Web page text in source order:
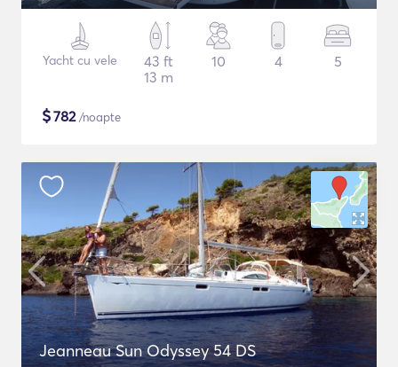
Yacht cu vele
43 ft
13 m
10 4 5
$782/noapte
Jeanneau Sun Odyssey 54 DS